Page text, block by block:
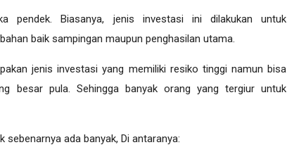
pendek. Biasanya, jenis investasi ini dilakukan untuk
baik sampingan maupun penghasilan utama.
jenis investasi yang memiliki resiko tinggi namun bisa
besar pula. Sehingga banyak orang yang tergiur untuk
ada banyak, Di antaranya: